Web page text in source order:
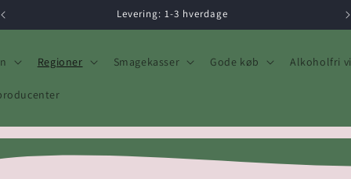
Levering: 1-3 hverdage
Regioner Smagekasser Gode køb Alkoholfri